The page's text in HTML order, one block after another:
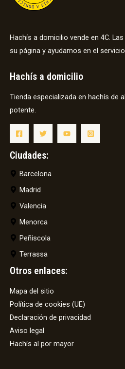
Hachís a domicilio vende en 4C.
su página y ayudamos en el
Hachís a domicilio
Tienda especializada en hachís de
potente.
Ciudades:
Barcelona
Madrid
Valencia
Menorca
Peñiscola
Terrassa
Otros enlaces:
Mapa del sitio
Política de cookies (UE)
Declaración de privacidad
Aviso legal
Hachís al por mayor